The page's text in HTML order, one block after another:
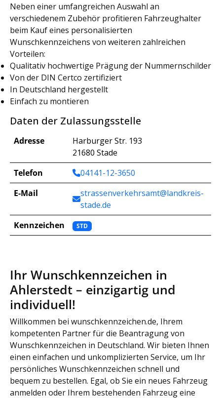
Neben einer umfangreichen Auswahl an
verschiedenem Zubehör profitieren Fahrzeughalter
beim Kauf eines personalisierten
Wunschkennzeichens von weiteren zahlreichen
Vorteilen:
Qualitativ hochwertige Prägung der Nummernschilder
Von der DIN Certco zertifiziert
In Deutschland hergestellt
Einfach zu montieren
Daten der Zulassungsstelle
Adresse
Harburger Str. 193
21680 Stade
Telefon
04141-12-3650
E-Mail
strassenverkehrsamt@landkreis-
stade.de
Kennzeichen
STD
Ihr Wunschkennzeichen in
Ahlerstedt – einzigartig und
individuell!
Willkommen bei wunschkennzeichen.de, Ihrem
kompetenten Partner für die Beantragung von
Wunschkennzeichen in Deutschland. Wir bieten Ihnen
einen einfachen und unkomplizierten Service, um Ihr
persönliches Wunschkennzeichen schnell und
bequem zu bestellen. Egal, ob Sie ein neues Fahrzeug
anmelden oder Ihrem bestehenden Fahrzeug eine